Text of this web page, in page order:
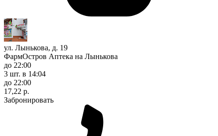
ул. Лынькова, д. 19
ФармОстров Аптека на Лынькова
до 22:00
3 шт. в 14:04
до 22:00
17,22 р.
Забронировать